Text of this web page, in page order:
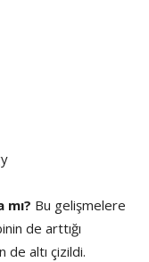
Bu gelişmelere
de arttığı
de altı çizildi.